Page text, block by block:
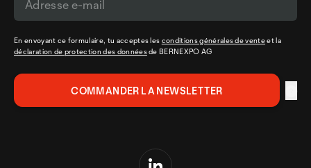
En envoyant ce formulaire, tu acceptes les conditions générales de venteet la
déclaration de protection des donnéesde BERNEXPO AG